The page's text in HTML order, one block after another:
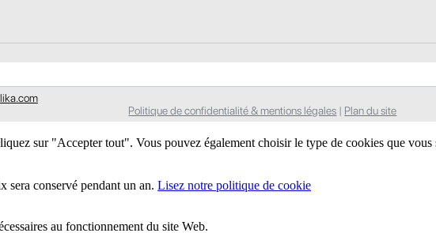
Politique de confidentialité & mentions légales | Plan du site
sur "Accepter tout". Vous pouvez également choisir le type de cookies que
sera conservé pendant un an. Lisez notre politique de cookie
au fonctionnement du site Web.